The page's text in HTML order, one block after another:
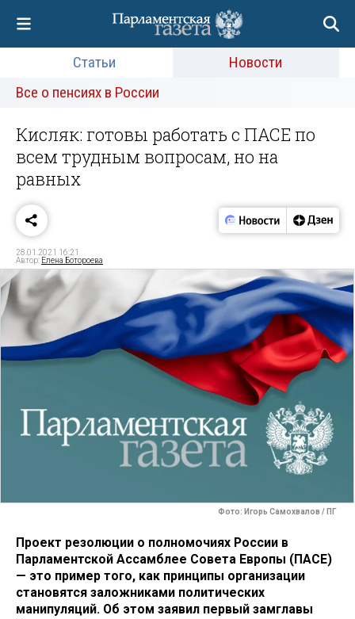
Статьи
Новости
Все о пенсиях в России
Кисляк: готовы работать с ПАСЕ по
всем трудным вопросам, но на
равных
28.01.2021 16:21
Автор: Елена Ботороева
Фото: Игорь Самохвалов / ПГ
Проект резолюции о полномочиях России в
Парламентской Ассамблее Совета Европы (ПАСЕ)
— это пример того, как принципы организации
становятся заложниками политических
манипуляций. Об этом заявил первый замглавы